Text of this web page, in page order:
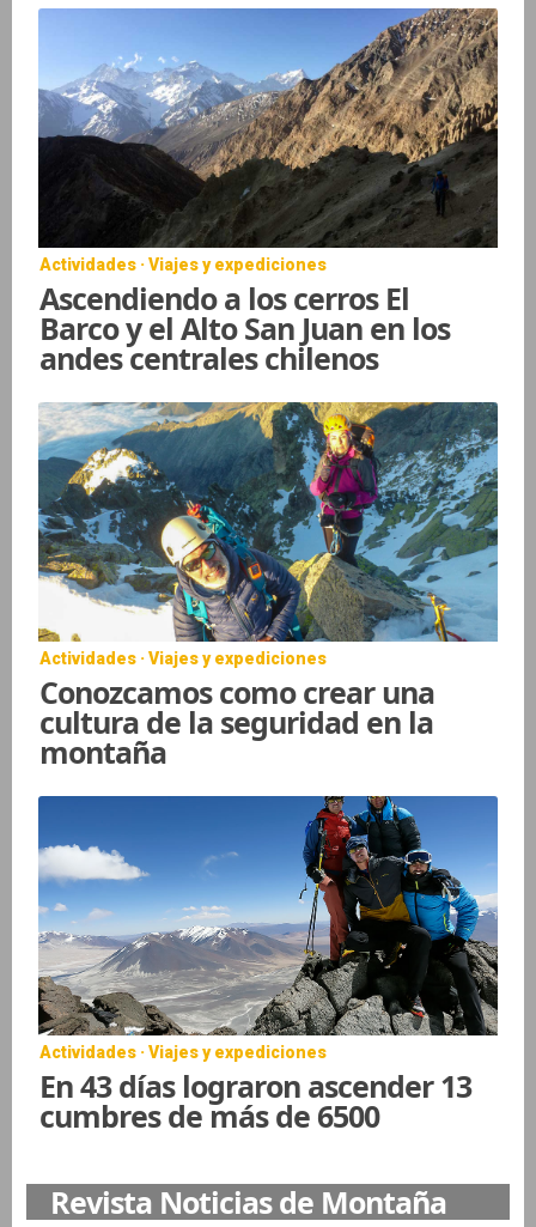
Actividades · Viajes y expediciones
Ascendiendo a los cerros El
Barco y el Alto San Juan en los
andes centrales chilenos
Actividades · Viajes y expediciones
Conozcamos como crear una
cultura de la seguridad en la
montaña
Actividades · Viajes y expediciones
En 43 días lograron ascender 13
cumbres de más de 6500
Revista Noticias de Montaña